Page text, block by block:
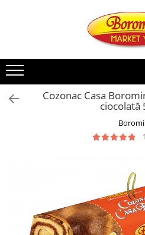
Noutati
Produse de post
Cozonac
Cozonac Pricomigdala
Cozonac Magnum
Cozonac Casa
ciocolată